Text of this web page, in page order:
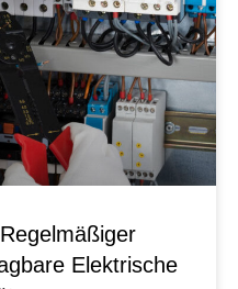
Elektrische